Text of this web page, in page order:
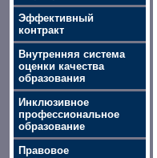
Эффективный
контракт
Внутренняя система
оценки качества
образования
Инклюзивное
профессиональное
образование
Правовое